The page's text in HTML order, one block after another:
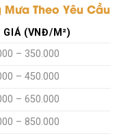
Theo Yêu Cầu
GIÁ (VNĐ/M²)
– 350.000
– 450.000
– 650.000
– 850.000